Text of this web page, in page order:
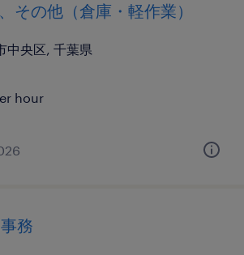
その他（倉庫・軽作業）
中央区, 千葉県
hour
務